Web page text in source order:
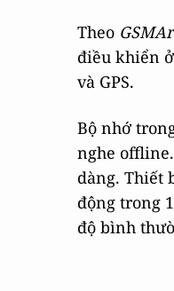
Theo
điều khiển
và GPS.
Bộ nhớ
nghe
dàng. Thiết
động trong
độ bình